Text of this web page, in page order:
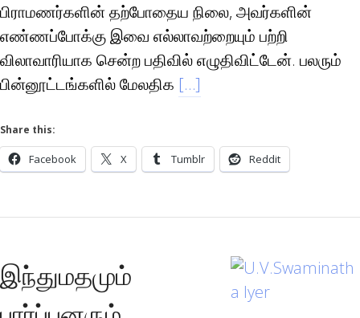
பிராமணர்களின் தற்போதைய நிலை, அவர்களின்
எண்ணப்போக்கு இவை எல்லாவற்றையும் பற்றி
விலாவாரியாக சென்ற பதிவில் எழுதிவிட்டேன். பலரும்
பின்னூட்டங்களில் மேலதிக […]
Share this:
Facebook X Tumblr Reddit
இந்துமதமும்